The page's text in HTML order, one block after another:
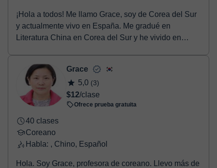
¡Hola a todos! Me llamo Grace, soy de Corea del Sur
y actualmente vivo en España. Me gradué en
Literatura China en Corea del Sur y he vivido en
Grace
5,0 (3)
$12/clase
Ofrece prueba gratuita
40 clases
Coreano
Habla: , Chino, Español
Hola. Soy Grace, profesora de coreano. Llevo más de